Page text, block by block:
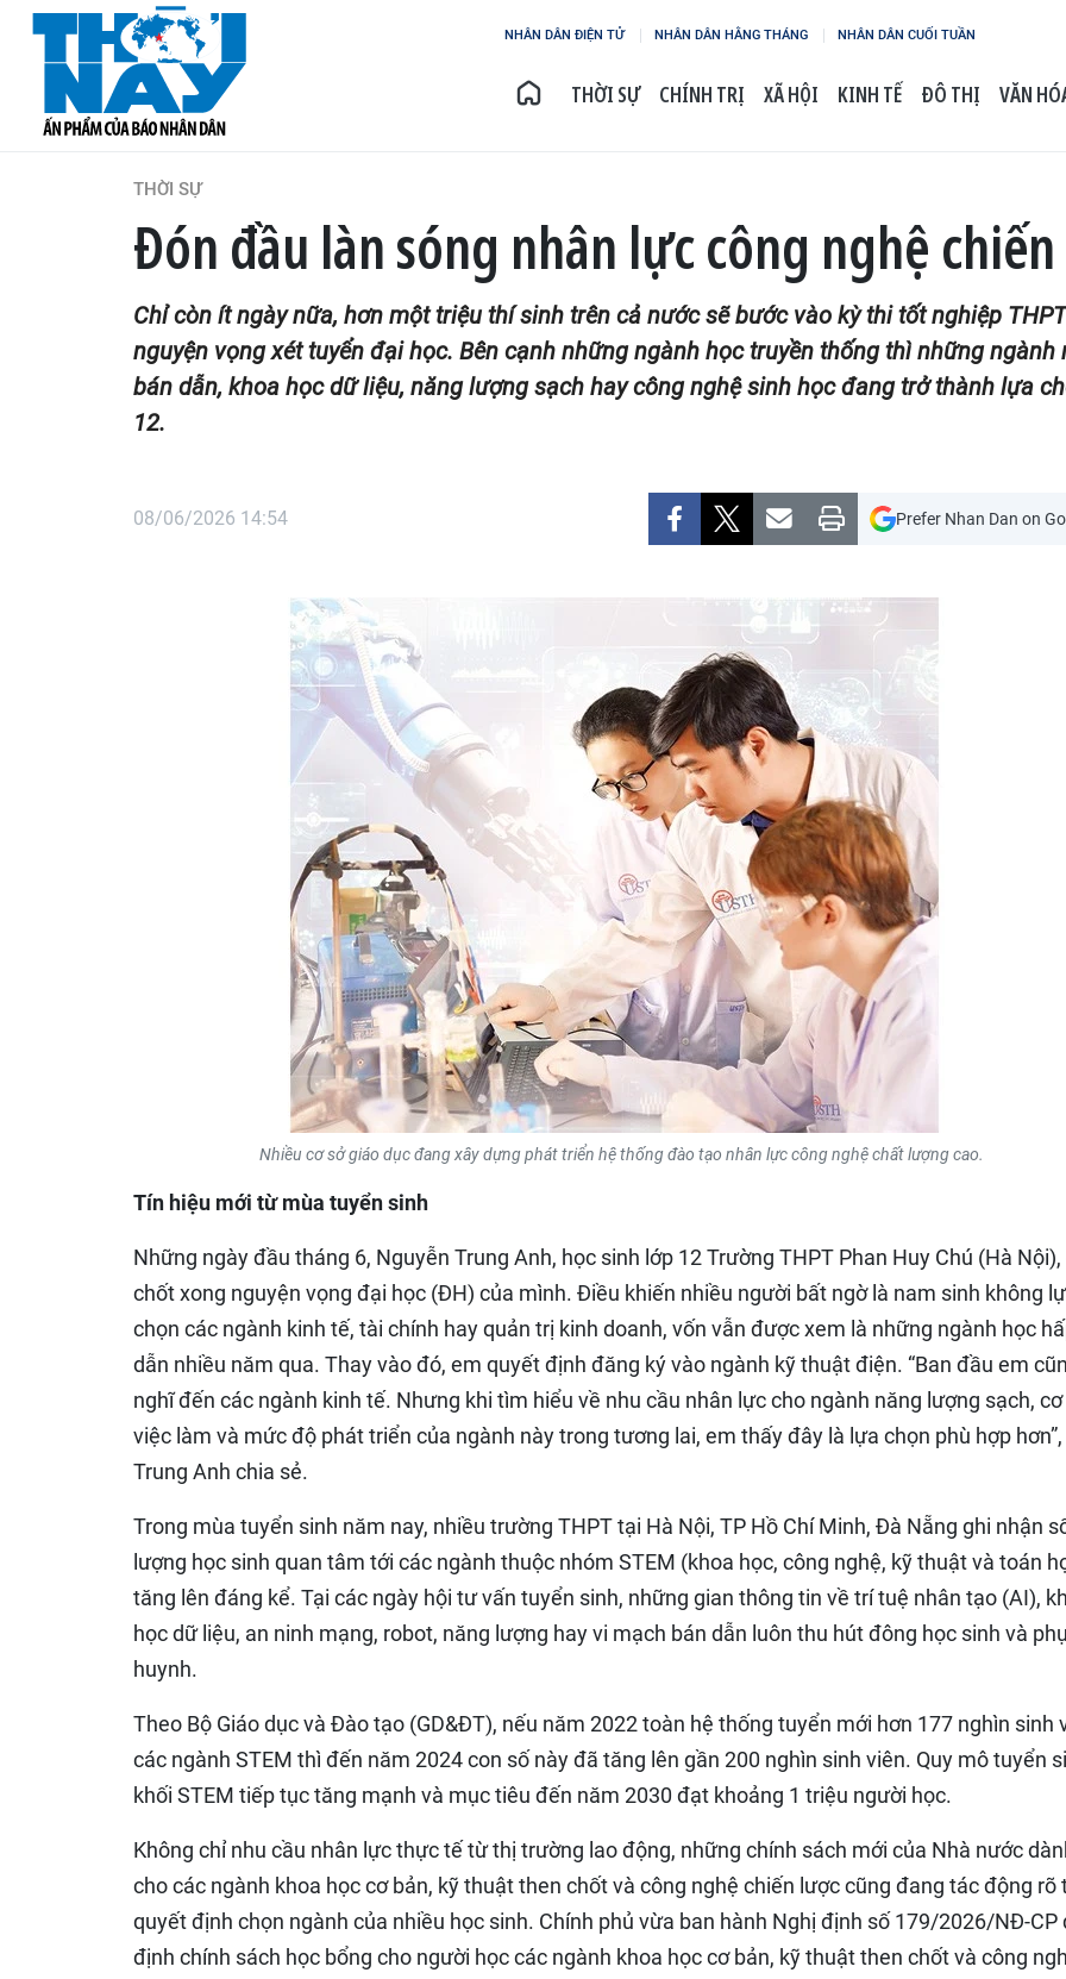
NHÂN DÂN ĐIỆN TỬ NHÂN DÂN HẰNG THÁNG NHÂN DÂN CUỐI TUẦN
THỜI SỰ CHÍNH TRỊ XÃ HỘI KINH TẾ ĐÔ THỊ VĂN
THỜI SỰ
Đón đầu làn sóng nhân lực công nghệ
Chỉ còn ít ngày nữa, hơn một triệu thí sinh trên cả nước sẽ bước vào kỳ thi tốt nghiệp
nguyện vọng xét tuyển đại học. Bên cạnh những ngành học truyền thống thì những
bán dẫn, khoa học dữ liệu, năng lượng sạch hay công nghệ sinh học đang trở thành lựa
12.
08/06/2026 14:54 Prefer Nhan Dan on
Nhiều cơ sở giáo dục đang xây dựng phát triển hệ thống đào tạo nhân lực công nghệ chất lượng cao.
Tín hiệu mới từ mùa tuyển sinh
Những ngày đầu tháng 6, Nguyễn Trung Anh, học sinh lớp 12 Trường THPT Phan Huy Chú (Hà Nội),
chốt xong nguyện vọng đại học (ĐH) của mình. Điều khiến nhiều người bất ngờ là nam sinh không
chọn các ngành kinh tế, tài chính hay quản trị kinh doanh, vốn vẫn được xem là những ngành học
dẫn nhiều năm qua. Thay vào đó, em quyết định đăng ký vào ngành kỹ thuật điện. “Ban đầu em
nghĩ đến các ngành kinh tế. Nhưng khi tìm hiểu về nhu cầu nhân lực cho ngành năng lượng sạch, cơ
việc làm và mức độ phát triển của ngành này trong tương lai, em thấy đây là lựa chọn phù hợp hơn”,
Trung Anh chia sẻ.
Trong mùa tuyển sinh năm nay, nhiều trường THPT tại Hà Nội, TP Hồ Chí Minh, Đà Nẵng ghi nhận
lượng học sinh quan tâm tới các ngành thuộc nhóm STEM (khoa học, công nghệ, kỹ thuật và toán
tăng lên đáng kể. Tại các ngày hội tư vấn tuyển sinh, những gian thông tin về trí tuệ nhân tạo (AI),
học dữ liệu, an ninh mạng, robot, năng lượng hay vi mạch bán dẫn luôn thu hút đông học sinh và phụ
huynh.
Theo Bộ Giáo dục và Đào tạo (GD&ĐT), nếu năm 2022 toàn hệ thống tuyển mới hơn 177 nghìn sinh
các ngành STEM thì đến năm 2024 con số này đã tăng lên gần 200 nghìn sinh viên. Quy mô tuyển
khối STEM tiếp tục tăng mạnh và mục tiêu đến năm 2030 đạt khoảng 1 triệu người học.
Không chỉ nhu cầu nhân lực thực tế từ thị trường lao động, những chính sách mới của Nhà nước
cho các ngành khoa học cơ bản, kỹ thuật then chốt và công nghệ chiến lược cũng đang tác động rõ
quyết định chọn ngành của nhiều học sinh. Chính phủ vừa ban hành Nghị định số 179/2026/NĐ-CP
định chính sách học bổng cho người học các ngành khoa học cơ bản, kỹ thuật then chốt và công